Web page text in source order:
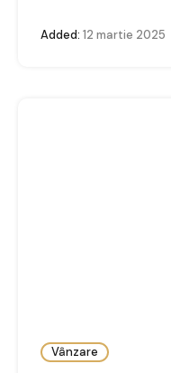
Added: 12 martie 2025
Vânzare